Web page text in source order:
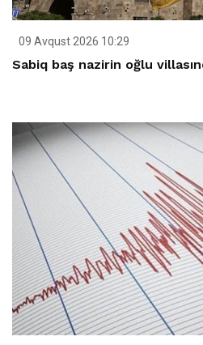
09 Avqust 2026 10:29
Sabiq baş nazirin oğlu